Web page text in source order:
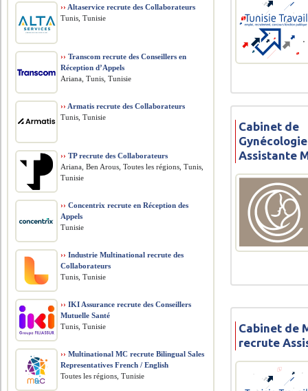
Cabinet de
Assistante
Cabinet de
recrute
›› Altaservice recrute des Collaborateurs
Tunis, Tunisie
›› Transcom recrute des Conseillers en
Réception d’Appels
Ariana, Tunis, Tunisie
›› Armatis recrute des Collaborateurs
Tunis, Tunisie
›› TP recrute des Collaborateurs
Ariana, Ben Arous, Toutes les régions, Tunis,
Tunisie
›› Concentrix recrute en Réception des
Appels
Tunisie
›› Industrie Multinational recrute des
Collaborateurs
Tunis, Tunisie
›› IKI Assurance recrute des Conseillers
Mutuelle Santé
Tunis, Tunisie
›› Multinational MC recrute Bilingual Sales
Representatives French / English
Toutes les régions, Tunisie